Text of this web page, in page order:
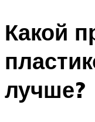
Какой
лучше?